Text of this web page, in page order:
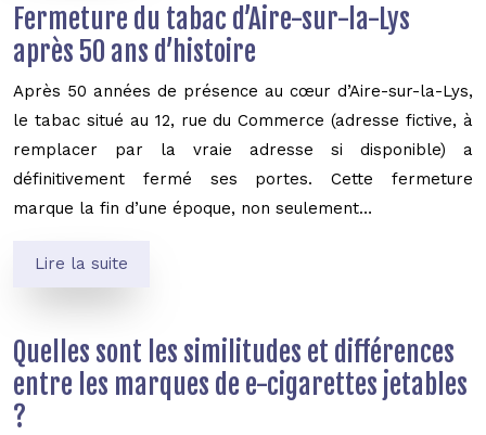
Fermeture du tabac d’Aire-sur-la-Lys
après 50 ans d’histoire
Après 50 années de présence au cœur d’Aire-sur-la-Lys,
le tabac situé au 12, rue du Commerce (adresse fictive, à
remplacer par la vraie adresse si disponible) a
définitivement fermé ses portes. Cette fermeture
marque la fin d’une époque, non seulement…
Lire la suite
Quelles sont les similitudes et différences
entre les marques de e-cigarettes jetables
?